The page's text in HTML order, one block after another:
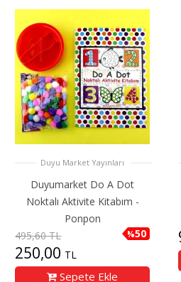
Duyu Market Yayınları
Duyumarket Do A Dot
Noktalı Aktivite Kitabım -
Ponpon
495,60 TL
250,00 TL
%50
Sepete Ekle